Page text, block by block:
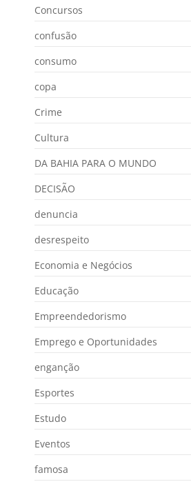
Concursos
confusão
consumo
copa
Crime
Cultura
DA BAHIA PARA O MUNDO
DECISÃO
denuncia
desrespeito
Economia e Negócios
Educação
Empreendedorismo
Emprego e Oportunidades
enganção
Esportes
Estudo
Eventos
famosa